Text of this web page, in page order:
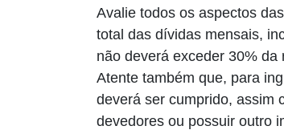
Avalie todos os aspectos
total das dívidas mensais,
não deverá exceder 30%
Atente também que, para
deverá ser cumprido, assim
devedores ou possuir outro